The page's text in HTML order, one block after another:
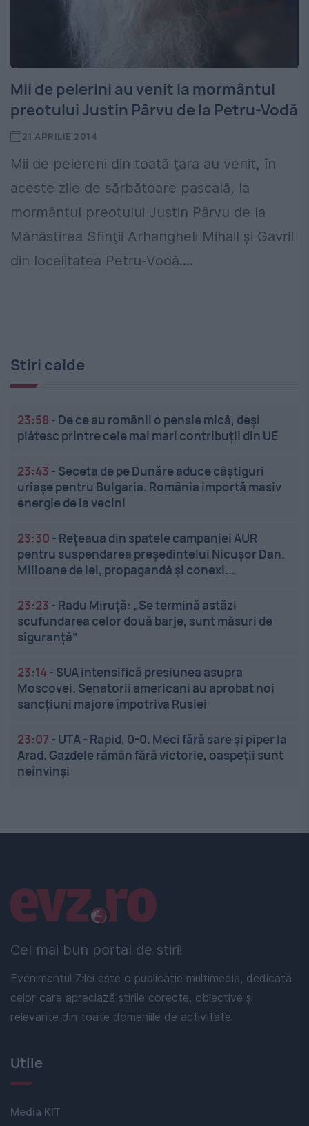
Mii de pelerini au venit la mormântul
preotului Justin Pârvu de la Petru-Vodă
21 APRILIE 2014
Mii de pelereni din toată ţara au venit, în
aceste zile de sărbătoare pascală, la
mormântul preotului Justin Pârvu de la
Mănăstirea Sfinţii Arhangheli Mihail şi Gavril
din localitatea Petru-Vodă....
Stiri calde
23:58 - De ce au românii o pensie mică, deși
plătesc printre cele mai mari contribuții din UE
23:43 - Seceta de pe Dunăre aduce câștiguri
uriașe pentru Bulgaria. România importă masiv
energie de la vecini
23:30 - Rețeaua din spatele campaniei AUR
pentru suspendarea președintelui Nicușor Dan.
Milioane de lei, propagandă și conexi...
23:23 - Radu Miruță: „Se termină astăzi
scufundarea celor două barje, sunt măsuri de
siguranţă”
23:14- SUA intensifică presiunea asupra
Moscovei. Senatorii americani au aprobat noi
sancțiuni majore împotriva Rusiei
23:07 - UTA - Rapid, 0-0. Meci fără sare și piper la
Arad. Gazdele rămân fără victorie, oaspeții sunt
neînvinși
Cel mai bun portal de stiri!
Evenimentul Zilei este o publicație multimedia, dedicată
celor care apreciază știrile corecte, obiective și
relevante din toate domeniile de activitate
Linkuri utile
Utile
Media KIT